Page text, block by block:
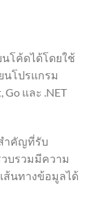
โค้ดได้โดยใช้
นโปรแกรม
Go และ .NET
สำคัญที่รับ
วบรวมมีความ
ส้นทางข้อมูลได้